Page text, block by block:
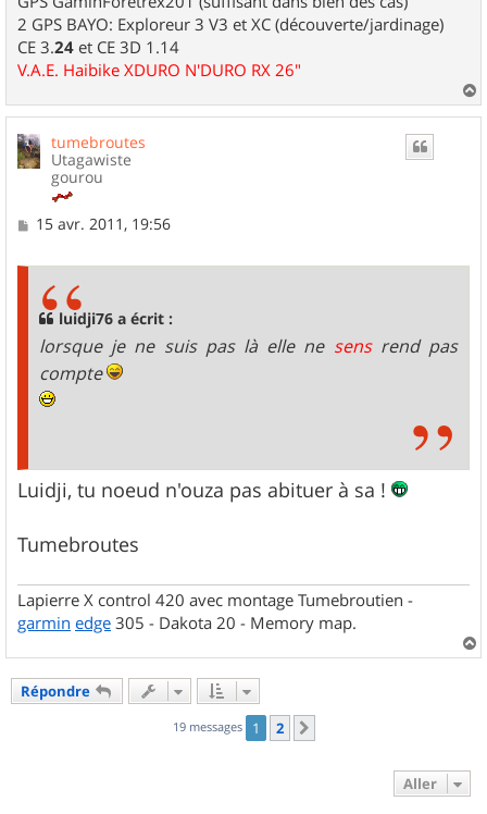
2 GPS BAYO: Exploreur 3 V3 et XC (découverte/jardinage)
CE 3.24 et CE 3D 1.14
V.A.E. Haibike XDURO N'DURO RX 26"
a
tumebroutes
Utagawiste
gourou
M15 avr. 2011, 19:56
luidji76 a écrit :
lorsque je ne suis pas là elle ne sensrend pas
compte
Luidji, tu noeud n'ouza pas abituer à sa !
Tumebroutes
Lapierre X control 420 avec montage Tumebroutien -
garmin edge 305 - Dakota 20 - Memory map.
a
Répondre
19 messages 1 2
Aller